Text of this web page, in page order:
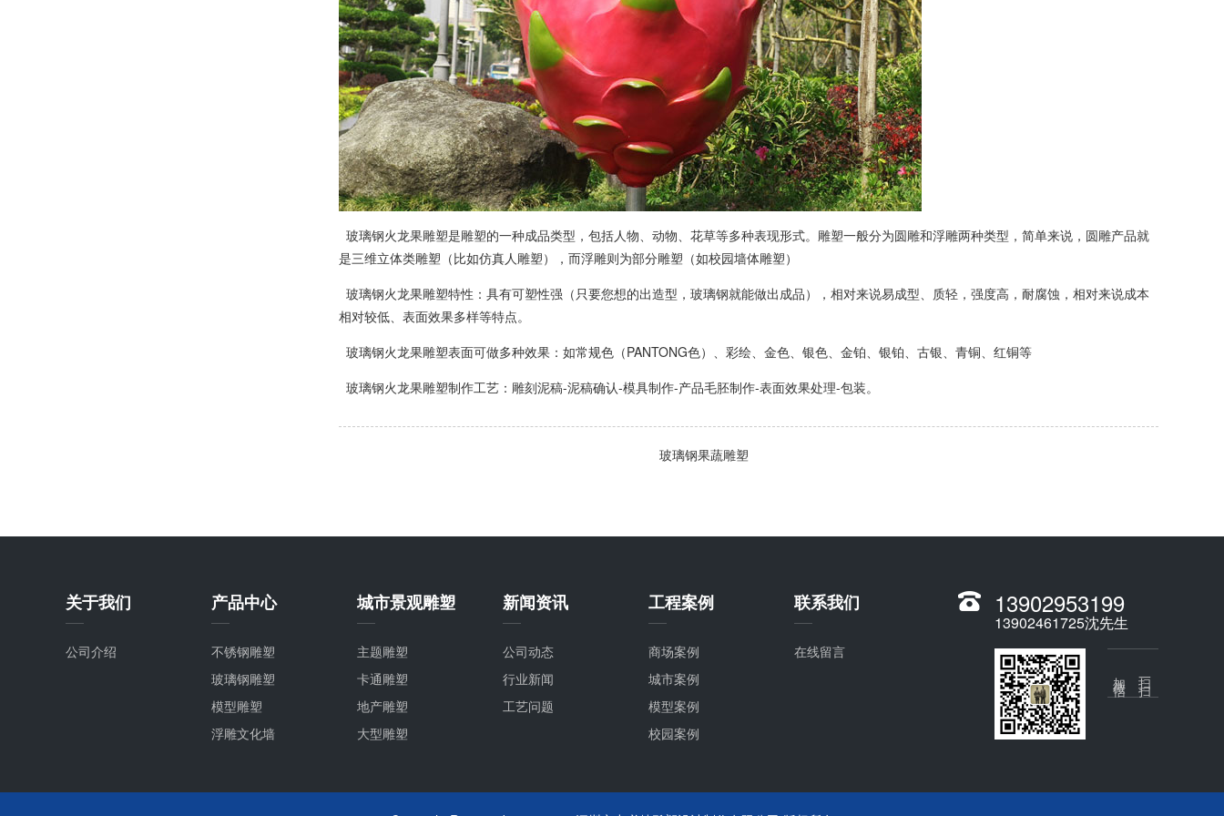
玻璃钢火龙果雕塑是雕塑的一种成品类型，包括人物、动物、花草等多种表现形式。雕塑一般分为圆雕和浮雕两种类型，简单来说，圆雕产品就
是三维立体类雕塑（比如仿真人雕塑），而浮雕则为部分雕塑（如校园墙体雕塑）
玻璃钢火龙果雕塑特性：具有可塑性强（只要您想的出造型，玻璃钢就能做出成品），相对来说易成型、质轻，强度高，耐腐蚀，相对来说成本
相对较低、表面效果多样等特点。
玻璃钢火龙果雕塑表面可做多种效果：如常规色（PANTONG色）、彩绘、金色、银色、金铂、银铂、古银、青铜、红铜等
玻璃钢火龙果雕塑制作工艺：雕刻泥稿-泥稿确认-模具制作-产品毛胚制作-表面效果处理-包装。
玻璃钢果蔬雕塑
关于我们
公司介绍
产品中心
不锈钢雕塑
玻璃钢雕塑
模型雕塑
浮雕文化墙
城市景观雕塑
主题雕塑
卡通雕塑
地产雕塑
大型雕塑
新闻资讯
公司动态
行业新闻
工艺问题
工程案例
商场案例
城市案例
模型案例
校园案例
联系我们
在线留言
13902953199
13902461725沈先生